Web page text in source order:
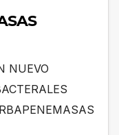
NUEVO